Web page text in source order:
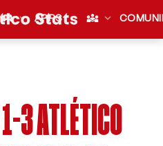
sports_esports expand_more APPS diversity_3 expand_more
3 ATLÉTICO